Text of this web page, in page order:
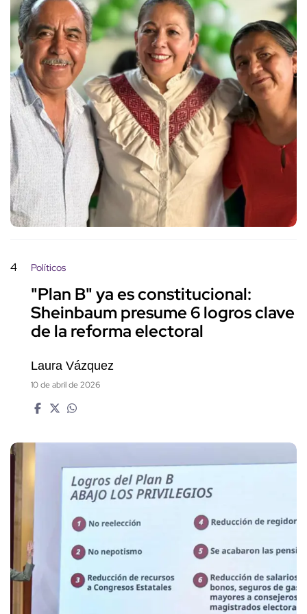
4 Políticos
"Plan B" ya es constitucional:
Sheinbaum presume 6 logros clave
de la reforma electoral
Laura Vázquez
10 de abril de 2026